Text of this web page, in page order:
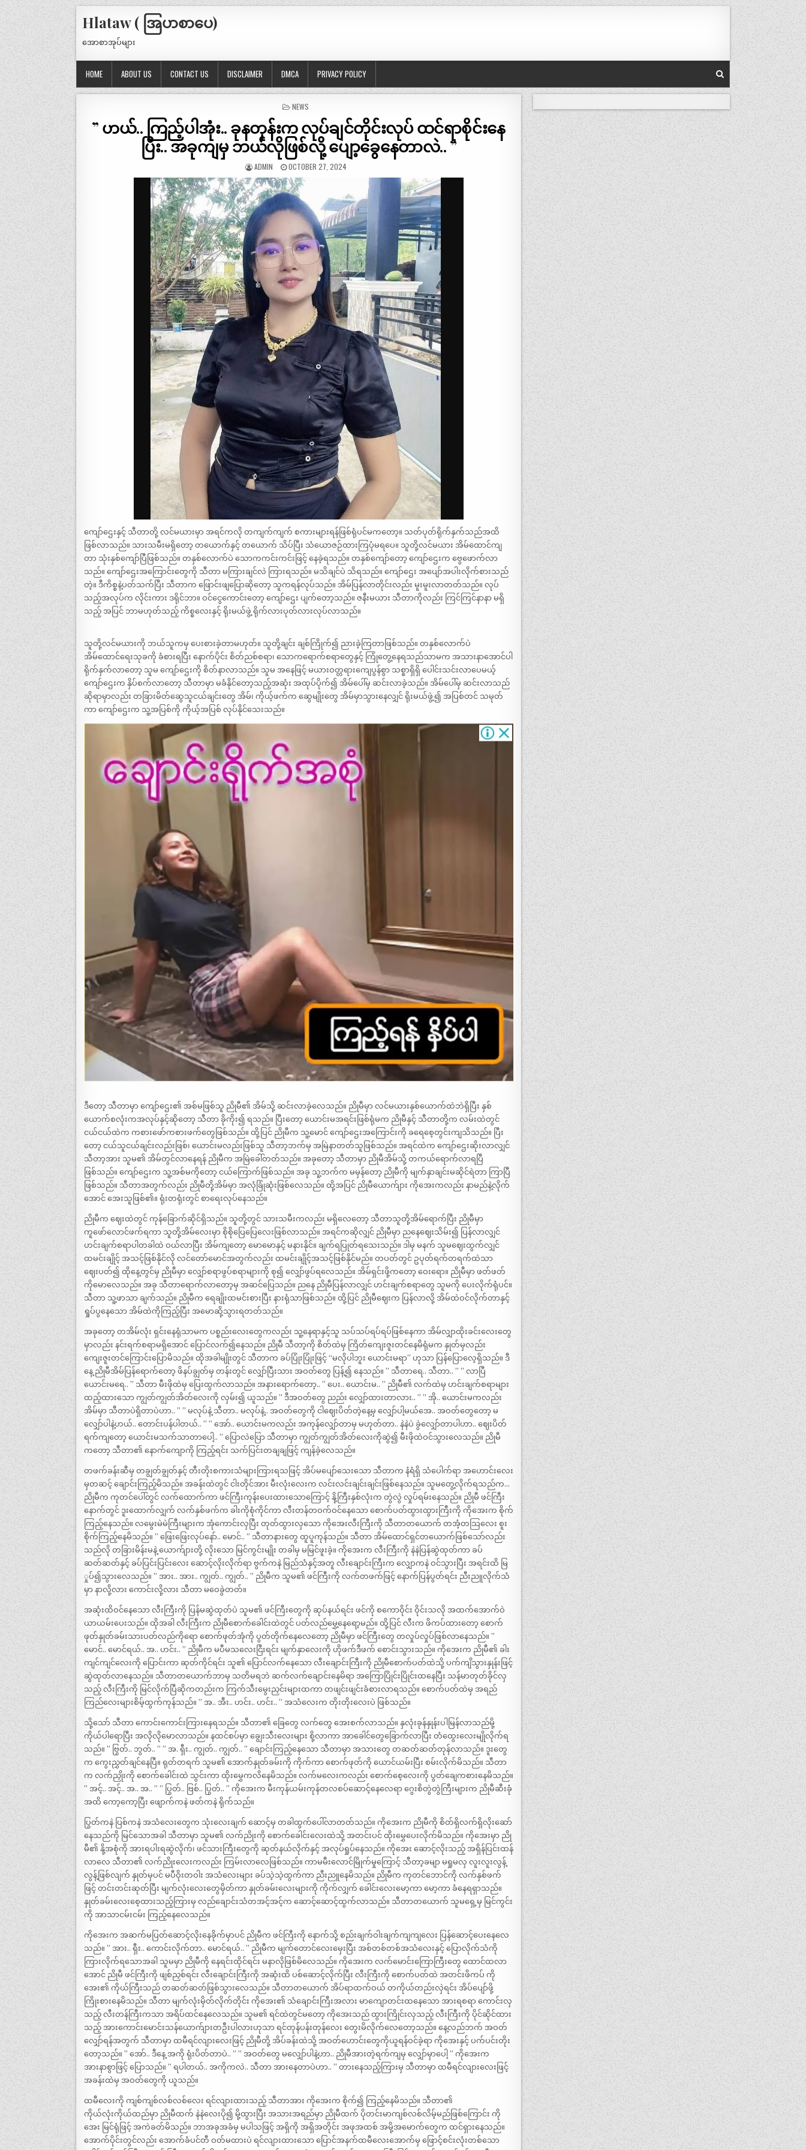
Hlataw ( အြပာစာပေ)
အောစာအုပ်များ
HOME ABOUT US CONTACT US DISCLAIMER DMCA PRIVACY POLICY
POSTED
NEWS
” ဟယ်.. ကြည့်ပါအုံး.. ခုနတုန်းက လုပ်ချင်တိုင်းလုပ် ထင်ရာစိုင်းနေ
ပြီး.. အခုကျမှ ဘယ်လိုဖြစ်လို့ ပျော့ခွေနေတာလဲ.. ”
ADMIN OCTOBER 27, 2024
ကျော်ဌေးနှင့် သီတာတို့ လင်မယားမှာ အရင်ကလို တကျက်ကျက် စကားများရန်ဖြစ်ရုံပင်မကတော့။ သတ်ပုတ်ရိုက်နှက်သည်အထိ
ဖြစ်လာသည်။ သားသမီးမရှိတော့ တယောက်နှင့် တယောက် သိပ်ပြီး သံယောဇဉ်ထားကြပုံမရပေ။ သူတို့လင်မယား အိမ်ထောင်ကျ
တာ သုံးနှစ်ကျော်ပြီဖြစ်သည်။ တနှစ်လောက်ပဲ သောကကင်းကင်းဖြင့် နေခဲ့ရသည်။ တနှစ်ကျော်တော့ ကျော်ဌေးက ဗွေဖောက်လာ
သည်။ ကျော်ဌေးအကြောင်းတွေကို သီတာ မကြားချင်လဲ ကြားရသည်။ မသိချင်ပဲ သိရသည်။ ကျော်ဌေး အပျော်အပါးလိုက်စားသည်
တဲ့။ ဒီကိစ္စနဲ့ပတ်သက်ပြီး သီတာက ဖြောင်းဖျပြောဆိုတော့ သူကရန်လုပ်သည်။ အိမ်ပြန်လာတိုင်းလည်း မူးမူးလာတတ်သည်။ လုပ်
သည့်အလုပ်က လိုင်းကား ဒရိုင်ဘာ။ ဝင်ငွေကောင်းတော့ ကျော်ဌေး ပျက်တော့သည်။ ဇနီးမယား သီတာကိုလည်း ကြင်ကြင်နာနာ မရှိ
သည့် အပြင် ဘာမဟုတ်သည့် ကိစ္စလေးနှင့် ရိုးမယ်ဖွဲ့ ရိုက်လားပုတ်လားလုပ်လာသည်။
သူတို့လင်မယားကို ဘယ်သူကမှ ပေးစားခဲ့တာမဟုတ်။ သူတို့ချင်း ချစ်ကြိုက်၍ ညားခဲ့ကြတာဖြစ်သည်။ တနှစ်လောက်ပဲ
အိမ်ထောင်ရေးသုခကို ခံစားရပြီး နောက်ပိုင်း စိတ်ညစ်စရာ၊ သောကရောက်စရာတွေနှင့် ကြုံတွေ့နေရသည်သာမက အသားနာအောင်ပါ
ရိုက်နှက်လာတော့ သူမ ကျော်ဌေးကို စိတ်နာလာသည်။ သူမ အနေဖြင့် မယားဝတ္တရားကျေပွန်စွာ သစ္စာရှိရှိ ပေါင်းသင်းလာပေမယ့်
ကျော်ဌေးက နှိပ်စက်လာတော့ သီတာမှာ မခံနိုင်တော့သည့်အဆုံး အထုပ်ပိုက်၍ အိမ်ပေါ်မှ ဆင်းလာခဲ့သည်။ အိမ်ပေါ်မှ ဆင်းလာသည်
ဆိုရာမှာလည်း တခြားမိတ်ဆွေသူငယ်ချင်းတွေ အိမ်၊ ကိုယ့်ဖက်က ဆွေမျိုးတွေ အိမ်မှာသွားနေလျှင် ရိုးမယ်ဖွဲ့၍ အပြစ်တင် သမုတ်
ကာ ကျော်ဌေးက သူ့အပြစ်ကို ကိုယ့်အပြစ် လုပ်နိုင်သေးသည်။
ဒီတော့ သီတာမှာ ကျော်ဌေး၏ အစ်မဖြစ်သူ ညိုမီ၏ အိမ်သို့ ဆင်းလာခဲ့လေသည်။ ညိုမီမှာ လင်မယားနှစ်ယောက်ထဲဘဲရှိပြီး နှစ်
ယောက်စလုံးကအလုပ်နှင့်ဆိုတော့ သီတာ ခိုကိုး၍ ရသည်။ ပြီးတော့ ယောင်းမအရင်းဖြစ်ရုံမက ညိုမီနှင့် သီတာတို့က လမ်းထဲတွင်
ငယ်ငယ်ထဲက ကစားဖော်ကစားဖက်တွေဖြစ်သည်။ ထို့ပြင် ညိုမီက သူ့မောင် ကျော်ဌေးအကြောင်းကို ခရေစေ့တွင်းကျသိသည်။ ပြီး
တော့ ငယ်သူငယ်ချင်းလည်းဖြစ်၊ ယောင်းမလည်းဖြစ်သူ သီတာ့ဘက်မှ အမြဲနာတတ်သူဖြစ်သည်။ အရင်ထဲက ကျော်ဌေးဆိုးလာလျှင်
သီတာ့အား သူမ၏ အိမ်တွင်လာနေရန် ညိုမီက အမြဲခေါ်တတ်သည်။ အခုတော့ သီတာမှာ ညိုမီအိမ်သို့ တကယ်ရောက်လာရပြီ
ဖြစ်သည်။ ကျော်ဌေးက သူ့အစ်မကိုတော့ ငယ်ကြောက်ဖြစ်သည်။ အခု သူ့ဘက်က မမှန်တော့ ညိုမီကို မျက်နှာချင်းမဆိုင်ရဲတာ ကြာပြီ
ဖြစ်သည်။ သီတာအတွက်လည်း ညိုမီတို့အိမ်မှာ အလုံခြုံဆုံးဖြစ်လေသည်။ ထို့အပြင် ညိုမီယောက်ျား ကိုအေးကလည်း နာမည်နဲ့လိုက်
အောင် အေးသူဖြစ်၏။ ရုံးတရုံးတွင် စာရေးလုပ်နေသည်။
ညိုမီက ဈေးထဲတွင် ကုန်ခြောက်ဆိုင်ရှိသည်။ သူတို့တွင် သားသမီးကလည်း မရှိလေတော့ သီတာသူတို့အိမ်ရောက်ပြီး ညိုမီမှာ
ကူဖော်လောင်ဖက်ရကာ သူတို့အိမ်လေးမှာ စိုစိုပြေပြေလေးဖြစ်လာသည်။ အရင်ကဆိုလျှင် ညိုမီမှာ ညနေဈေးသိမ်း၍ ပြန်လာလျှင်
ဟင်းချက်စရာပါတခါထဲ ဝယ်လာပြီး အိမ်ကျတော့ မောမောနှင့် မနားနိုင်။ ချက်ရပြုတ်ရသေးသည်။ ဒါမှ မနက် သူမဈေးထွက်လျှင်
ထမင်းချိုင့် အသင့်ဖြစ်နိုင်လို လင်တော်မောင်အတွက်လည်း ထမင်းချိုင့်အသင့်ဖြစ်နိုင်မည်။ တပတ်တွင် ဥပုတ်ရက်တရက်ထဲသာ
ဈေးပတ်၍ ထိုနေ့တွင်မှ ညိုမီမှာ လျှော်စရာဖွပ်စရာများကို စု၍ လျှော်ဖွပ်ရလေသည်။ အိမ်ရှင်းဖို့ကတော့ ဝေးရော။ ညိုမီမှာ ဖတ်ဖတ်
ကိုမောလေသည်။ အခု သီတာရောက်လာတော့မှ အဆင်ပြေသည်။ ညနေ ညိုမီပြန်လာလျှင် ဟင်းချက်စရာတွေ သူမကို ပေးလိုက်ရုံပင်။
သီတာ သူ့ဖာသာ ချက်သည်။ ညိုမီက ရေချိုးထမင်းစားပြီး နားရုံသာဖြစ်သည်။ ထို့ပြင် ညိုမီဈေးက ပြန်လာလို့ အိမ်ထဲဝင်လိုက်တာနှင့်
ရှုပ်ပွနေသော အိမ်ထဲကိုကြည့်ပြီး အမောဆို့သွားရတတ်သည်။
အခုတော့ တအိမ်လုံး ရှင်းနေရုံသာမက ပစ္စည်းလေးတွေကလည်း သူ့နေရာနှင့်သူ သပ်သပ်ရပ်ရပ်ဖြစ်နေကာ အိမ်လျှာထိုးခင်းလေးတွေ
မှာလည်း နင်းရက်စရာမရှိအောင် ပြောင်လက်၍နေသည်။ ညိုမီ သီတာ့ကို စိတ်ထဲမှ ကြိတ်ကျေးဇူးတင်နေမိရုံမက နှုတ်မှလည်း
ကျေးဇူးတင်ကြောင်းပြောမိသည်။ ထိုအခါမျိုးတွင် သီတာက ခပ်ပြုံးပြုံးဖြင့် “မလိုပါဘူး ယောင်းမရာ” ဟုသာ ပြန်ပြောလေ့ရှိသည်။ ဒီ
နေ့ ညိုမီအိမ်ပြန်ရောက်တော့ ဖိနပ်ချွတ်မှ တန်းတွင် လျှော်ပြီးသား အဝတ်တွေ ပြန့်၍ နေသည်။ ” သီတာရေ.. သီတာ.. ” ” လာပြီ
ယောင်းမရေ.. ” သီတာ မီးဖိုထဲမှ ပြေးထွက်လာသည်။ အနားရောက်တော့.. ” ပေး.. ယောင်းမ.. ” ညိုမီ၏ လက်ထဲမှ ဟင်းချက်စရာများ
ထည့်ထားသော ကျွတ်ကျွတ်အိတ်လေးကို လှမ်း၍ ယူသည်။ ” ဒီအဝတ်တွေ ညည်း လျှော်ထားတာလား.. ” ” အို.. ယောင်းမကလည်း
အိမ်မှာ သီတာပဲရှိတာပဲဟာ.. ” ” မလုပ်နဲ့ သီတာ.. မလုပ်နဲ့.. အဝတ်တွေကို ငါဈေးပိတ်တဲ့နေ့မှ လျှော်ပါ့မယ်အေ.. အဝတ်တွေတော့ မ
လျှော်ပါနဲ့ဟယ်.. တောင်းပန်ပါတယ်.. ” ” အော်.. ယောင်းမကလည်း အကုန်လျှော်တာမှ မဟုတ်တာ.. နဲနဲပဲ ခွဲလျှော်တာပါဟာ.. ဈေးပိတ်
ရက်ကျတော့ ယောင်းမသက်သာတာပေါ့.. ” ပြောလဲပြော သီတာမှာ ကျွတ်ကျွတ်အိတ်လေးကိုဆွဲ၍ မီးဖိုထဲဝင်သွားလေသည်။ ညိုမီ
ကတော့ သီတာ၏ နောက်ကျောကို ကြည့်ရင်း သက်ပြင်းတချချဖြင့် ကျန်ခဲ့လေသည်။
တဖက်ခန်းဆီမှ တချွတ်ချွတ်နှင့် တီးတိုးစကားသံများကြားရသဖြင့် အိပ်မပျော်သေးသော သီတာက နံရံရှိ သံပေါက်ရာ အဟောင်းလေး
မှတဆင့် ချောင်းကြည့်မိသည်။ အခန်းထဲတွင် ငါးတိုင်အား မီးလုံးလေးက လင်းလင်းချင်းချင်းဖြစ်နေသည်။ သူမတွေ့လိုက်ရသည်က…
ညိုမီက ကုတင်ပေါ်တွင် လက်ထောက်ကာ ဖင်ကြီးကုန်းပေးထားသောကြောင့် နို့ကြီးနှစ်လုံးက တွဲလွဲ လှုပ်ရမ်းနေသည်။ ညိုမီ ဖင်ကြီး
နောက်တွင် ဒူးထောက်လျှက် လက်နှစ်ဖက်က ခါးကိုစုံကိုင်ကာ လီးတန်တဝက်ဝင်နေသော စောက်ပတ်ထွားထွားကြီးကို ကိုအေးက စိုက်
ကြည့်နေသည်။ လမွေးမဲမဲကြီးများက အုံကောင်းလှပြီး တုတ်ထွားလှသော ကိုအေးလီးကြီးကို သီတာတယောက် တအံ့တသြလေး စူး
စိုက်ကြည့်နေမိသည်။ ” ဖြေးဖြေးလုပ်နော်.. မောင်.. ” သီတာနားတွေ ထူပူကုန်သည်။ သီတာ အိမ်ထောင်ရှင်တယောက်ဖြစ်သော်လည်း
သည်လို တခြားမိန်းမနဲ့ ယောက်ျားတို့ လိုးသော မြင်ကွင်းမျိုး တခါမှ မမြင်ဖူးခဲ့။ ကိုအေးက လီးကြီးကို နဲနဲပြန်ဆွဲထုတ်ကာ ခပ်
ဆတ်ဆတ်နှင့် ခပ်ပြင်းပြင်းလေး ဆောင့်လိုးလိုက်ရာ ဗွက်ကနဲ မြည်သံနှင့်အတူ လီးချောင်းကြီးက လျှောကနဲ ဝင်သွားပြီး အရင်းထိ မြ
ှုပ်၍သွားလေသည်။ ” အား.. အား.. ကျွတ်.. ကျွတ်.. ” ညိုမီက သူမ၏ ဖင်ကြီးကို လက်တဖက်ဖြင့် နောက်ပြန်ပွတ်ရင်း ညီးညူလိုက်သံ
မှာ နာလို့လား ကောင်းလို့လား သီတာ မဝေခွဲတတ်။
အဆုံးထိဝင်နေသော လီးကြီးကို ပြန်မဆွဲထုတ်ပဲ သူမ၏ ဖင်ကြီးတွေကို ဆုပ်နယ်ရင်း ဖင်ကို စကောဝိုင်း ဝိုင်းသလို အထက်အောက်ဝဲ
ယာယမ်းပေးသည်။ ထိုအခါ လီးကြီးက ညိုမီစောက်ခေါင်းထဲတွင် ပတ်လည်မွှေ့နေရော့မည်။ ထို့ပြင် လီးက ဖိကပ်ထားတော့ စောက်
ဖုတ်နှုတ်ခမ်းသားပတ်လည်ကိုရော စောက်ဖုတ်အုံကို ပွတ်တိုက်နေလေတော့ ညိုမီမှာ ဖင်ကြီးတွေ တလှုပ်လှုပ်ဖြစ်လာနေသည်။ ”
မောင်.. မောင်ရယ်.. အ.. ဟင်း.. ” ညိုမီက မပီမသလေးငြီးရင်း မျက်နှာလေးကို ဟိုဖက်ဒီဖက် စောင်းသွားသည်။ ကိုအေးက ညိုမီ၏ ခါး
ကျင်ကျင်လေးကို ပြောင်းကာ ဆုတ်ကိုင်ရင်း သူ၏ ပြောင်လက်နေသော လီးချောင်းကြီးကို ညိုမီစောက်ပတ်ထဲသို့ ပက်ကျိသွားနှုန်းဖြင့်
ဆွဲထုတ်လာနေသည်။ သီတာတယောက်ဘာမှ သတိမရဘဲ ဆက်လက်ချောင်းနေမိရာ အကြောပြိုင်းပြိုင်းထနေပြီး သန်မာတုတ်ခိုင်လှ
သည့် လီးကြီးကို မြင်လိုက်ပြီဆိုကတည်းက ကြက်သီးမွေးညှင်းများထကာ တဖျင်းဖျင်းခံစားလာရသည်။ စောက်ပတ်ထဲမှ အရည်
ကြည်လေးများစိမ့်ထွက်ကုန်သည်။ ” အ.. အီး.. ဟင်း.. ဟင်း.. ” အသံလေးက တိုးတိုးလေးပဲ ဖြစ်သည်။
သို့သော် သီတာ ကောင်းကောင်းကြားနေရသည်။ သီတာ၏ ခြေတွေ လက်တွေ အေးစက်လာသည်။ နှလုံးခုန်နှုန်းပါမြန်လာသည်မို့
ကိုယ်ပါရောပြီး အလိုလိုမောလာသည်။ နထင်စပ်မှာ ချွေးသီးလေးများ စို့လာကာ အာခေါင်တွေခြောက်လာပြီး တံထွေးလေးမျိုလိုက်ရ
သည်။ ” ဗြွတ်.. ဘွတ်.. ” ” အ. ရှီး.. ကျွတ်.. ကျွတ်.. ” ချောင်းကြည့်နေသော သီတာမှာ အသားတွေ တဆတ်ဆတ်တုန်လာသည်။ ဒူးတွေ
က ကွေးညွှတ်ချင်နေပြီ။ ရုတ်တရက် သူမ၏ အောက်နှုတ်ခမ်းကို ကိုက်ကာ စောက်ဖုတ်ကို ယောင်ယမ်းပြီး စမ်းလိုက်မိသည်။ သီတာ
က လက်ညှိုးကို စောက်ခေါင်းထဲ သွင်းကာ ထိုးမွှေကလိနေမိသည်။ လက်မလေးကလည်း စောက်စေ့လေးကို ပွတ်ချေကစားနေမိသည်။
” အင့်.. အင့်.. အ.. အ.. ” ” ပြွတ်.. ဗြစ်.. ပြွတ်.. ” ကိုအေးက မီးကုန်ယမ်းကုန်တလစပ်ဆောင့်နေလေရာ ဂွေးစိတွဲတွဲကြီးများက ညိုမီဆီးခုံ
အထိ ကော့ကော့ပြီး ဖျောက်ကနဲ ဖတ်ကနဲ ရိုက်သည်။
ပြွတ်ကနဲ ပြစ်ကနဲ အသံလေးတွေက သုံးလေးချက် ဆောင့်မှ တခါထွက်ပေါ်လာတတ်သည်။ ကိုအေးက ညိုမီကို စိတ်ရှိလက်ရှိလိုးဆော်
နေသည်ကို မြင်သောအခါ သီတာမှာ သူမ၏ လက်ညိုးကို စောက်ခေါင်းလေးထဲသို့ အတင်းပင် ထိုးမွှေပေးလိုက်မိသည်။ ကိုအေးမှာ ညို
မီ၏ နို့အစုံကို အားရပါးရဆွဲလိုက်၊ ဖင်သားကြီးတွေကို ဆုတ်နယ်လိုက်နှင့် အလုပ်ရှုပ်နေသည်။ ကိုအေး ဆောင့်လိုးသည့် အရှိန်ပြင်းထန်
လာလေ သီတာ၏ လက်ညိုးလေးကလည်း ကြမ်းလာလေဖြစ်သည်။ ကာမမီးလောင်မြိုက်မှုကြောင့် သီတာ့ခမျာ မရှုမလှ လူးလူးလွန့်
လွန့်ဖြစ်လျက် နှုတ်မှပင် မပီဝိုးတဝါး အသံလေးများ ခပ်သဲ့သဲ့ထွက်ကာ ညီးညူနေမိသည်။ ညိုမီက ကုတင်ဘောင်ကို လက်နှစ်ဖက်
ဖြင့် တင်းတင်းဆုတ်ပြီး မျက်လုံးလေးတွေမှိတ်ကာ နှုတ်ခမ်းလေးများကို ကိုက်လျှက် ခေါင်းလေးမော့ကာ မော့ကာ ခံနေရရှာသည်။
နှုတ်ခမ်းလေးစေ့ထားသည့်ကြားမှ လည်ချောင်းသံတအင့်အင့်က ဆောင့်ဆောင့်ထွက်လာသည်။ သီတာတယောက် သူမရှေ့မှ မြင်ကွင်း
ကို အာသာငမ်းငမ်း ကြည့်နေလေသည်။
ကိုအေးက အဆက်မပြတ်ဆောင့်လိုးနေခိုက်မှာပင် ညိုမီက ဖင်ကြီးကို နောက်သို့ စည်းချက်ဝါးချက်ကျကျလေး ပြန်ဆောင့်ပေးနေလေ
သည်။ ” အား.. ရှီး.. ကောင်းလိုက်တာ.. မောင်ရယ်.. ” ညိုမီက မျက်တောင်လေးမှေးပြီး အစ်တစ်တစ်အသံလေးနှင့် ပြောလိုက်သံကို
ကြားလိုက်ရသောအခါ သူမမှာ ညိုမီကို နေရင်းထိုင်ရင်း မနာလိုဖြစ်မိလေသည်။ ကိုအေးက လက်မောင်းကြောကြီးတွေ ထောင်ထလာ
အောင် ညိုမီ ဖင်ကြီးကို ဖျစ်ညှစ်ရင်း လီးချောင်းကြီးကို အဆုံးထိ ပစ်ဆောင့်လိုက်ပြီး လီးကြီးကို စောက်ပတ်ထဲ အတင်းဖိကပ် ကို
အေး၏ ကိုယ်ကြီးသည် တဆတ်ဆတ်ဖြစ်သွားလေသည်။ သီတာတယောက် အိပ်ရာထက်ဝယ် တကိုယ်တည်းလှဲရင်း အိပ်ပျော်ဖို့
ကြိုးစားနေမိသည်။ သီတာ မျက်လုံးမှိတ်လိုက်တိုင်း ကိုအေး၏ သံချောင်းကြီးအလား မာကျောတင်းထနေသော အားရစရာ ကောင်းလှ
သည့် လီးတန်ကြီးကသာ အရိပ်ထင်နေလေသည်။ သူမ၏ ရင်ထဲတွင်မတော့ ကိုအေးသည် ထွားကြိုင်းလှသည့် လီးကြီးကို ပိုင်ဆိုင်ထား
သည့် အားကောင်းမောင်းသန်ယောက်ျားတဦးပါလားဟုသာ ရင်တုန်ပန်းတုန်လေး တွေးမိလိုက်လေတော့သည်။ နေ့လည်ဘက် အဝတ်
လျှော်ရန်အတွက် သီတာမှာ ထမီရင်လျားလေးဖြင့် ညိုမီတို့ အိပ်ခန်းထဲသို့ အဝတ်ဟောင်းတွေကိုယူရန်ဝင်ခဲ့ရာ ကိုအေးနှင့် ပက်ပင်းတိုး
တော့သည်။ ” အော်.. ဒီနေ့ အကို ရုံးပိတ်တာပဲ.. ” ” အဝတ်တွေ မလျှော်ပါနဲ့ဟာ.. ညိုမီအားတဲ့ရက်ကျမှ လျှော်မှာပေါ့ ” ကိုအေးက
အားနာစွာဖြင့် ပြောသည်။ ” ရပါတယ်.. အကိုကလဲ.. သီတာ အားနေတာပဲဟာ.. ” တားနေသည့်ကြားမှ သီတာမှာ ထမီရင်လျားလေးဖြင့်
အခန်းထဲမှ အဝတ်တွေကို ယူသည်။
ထမီလေးကို ကျစ်ကျစ်လစ်လစ်လေး ရင်လျားထားသည့် သီတာအား ကိုအေးက စိုက်၍ ကြည့်နေမိသည်။ သီတာ၏
ကိုယ်လုံးကိုယ်ထည်မှာ ညိုမီထက် နဲနဲလေးပို၍ မို့ထွားပြီး အသားအရည်မှာ ညိုမီထက် ပိုတင်းမာကျစ်လစ်လိမ့်မည်ဖြစ်ကြောင်း ကို
အေး မြင်ရုံဖြင့် အကဲခတ်မိသည်။ ဘာအခုအခံမှ မပါသဖြင့် အရှိကို အရှိအတိုင်း အဖုအထစ် အမို့အမောက်တွေက ထင်ရှားနေသည်။
အောက်ပိုင်းတွင်လည်း အောက်ခံပင်တီ ဝတ်မထားပဲ ရင်လျားထားသော ပြောင်အနက်ထမီလေးအောက်မှ ဖြောင့်စင်းလုံးတစ်သော